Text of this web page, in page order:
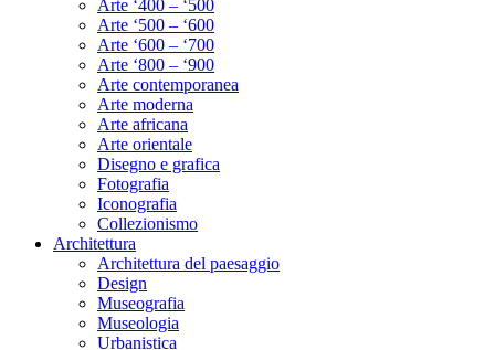
Arte ‘400 – ‘500
Arte ‘500 – ‘600
Arte ‘600 – ‘700
Arte ‘800 – ‘900
Arte contemporanea
Arte moderna
Arte africana
Arte orientale
Disegno e grafica
Fotografia
Iconografia
Collezionismo
Architettura
Architettura del paesaggio
Design
Museografia
Museologia
Urbanistica